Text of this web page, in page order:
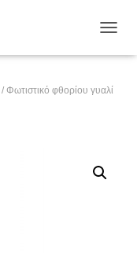
/ Φωτιστικό φθορίου γυαλί